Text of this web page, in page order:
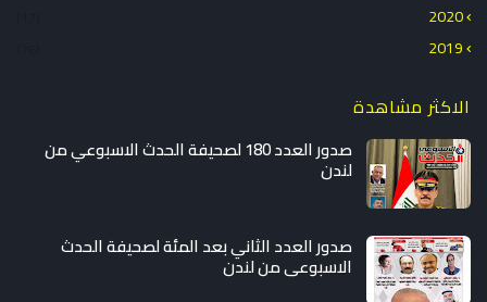
2020
2019
الاكثر مشاهدة
صدور العدد 180 لصحيفة الحدث الاسبوعي من
لندن
صدور العدد الثاني بعد المئة لصحيفة الحدث
الاسبوعي من لندن